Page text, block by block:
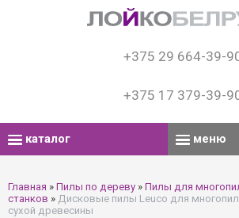
+375 29 664-39-
+375 17 379-39-
каталог меню
Главная » Пилы по дереву » Пилы для
станков » Дисковые пилы Leuco для
сухой древесины